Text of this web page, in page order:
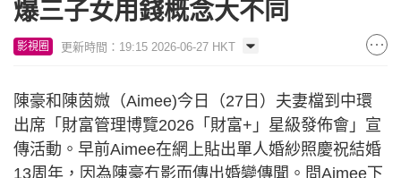
爆三子女用錢概念大不同
影視圈 更新時間：19:15 2026-06-27 HKT
陳豪和陳茵媺（Aimee)今日（27日）夫妻檔到中環
出席「財富管理博覽2026「財富+」星級發佈會」宣
傳活動。早前Aimee在網上貼出單人婚紗照慶祝結婚
13周年，因為陳豪冇影而傳出婚變傳聞。問Aimee下